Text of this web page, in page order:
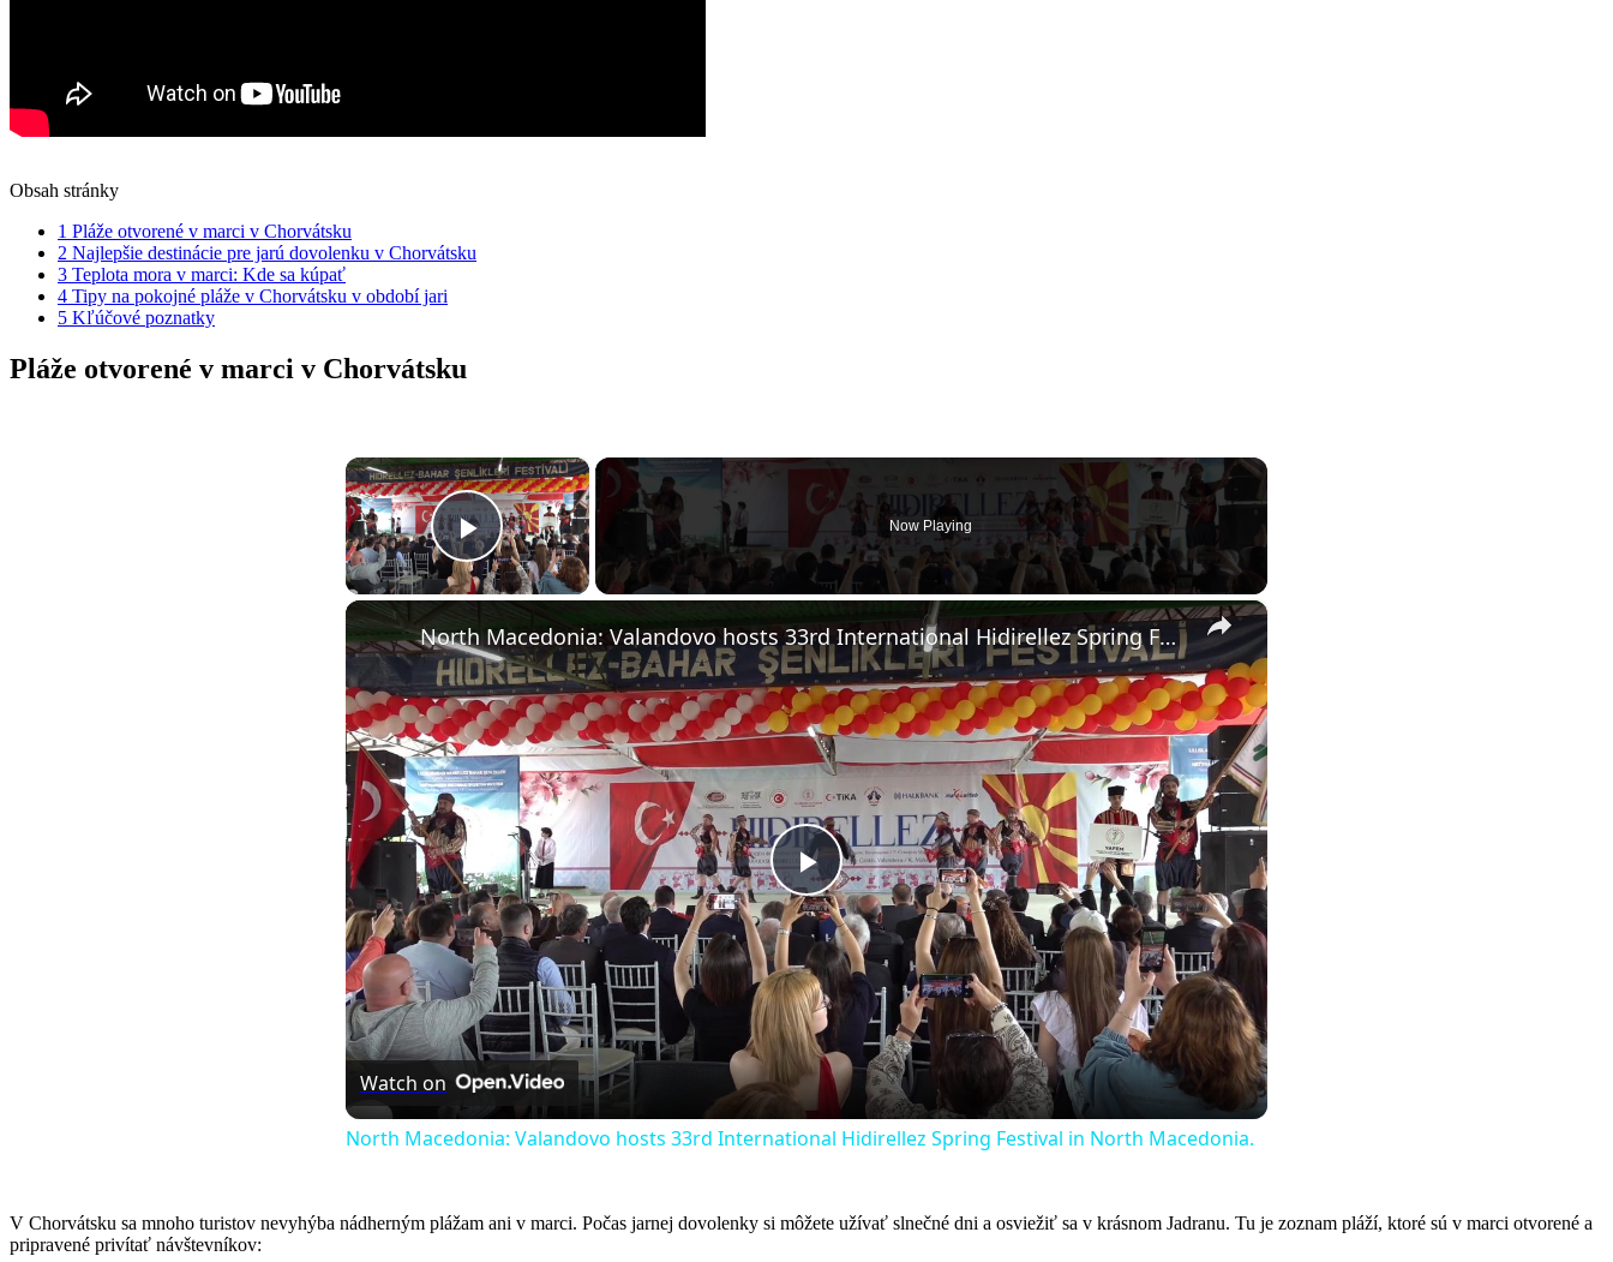
Obsah stránky
1 Pláže otvorené v marci v Chorvátsku
2 Najlepšie destinácie pre jarú dovolenku v Chorvátsku
3 Teplota mora v marci: Kde sa kúpať
4 Tipy na pokojné pláže v Chorvátsku v období jari
5 Kľúčové poznatky
Pláže otvorené v marci v Chorvátsku
×
Play Video
Now Playing
×
Play
Video
North Macedonia: Valandovo hosts 33rd International Hidirellez Spring Festival in North Macedonia.
Watch on
North Macedonia: Valandovo hosts 33rd International Hidirellez Spring Festival in North Macedonia.
V Chorvátsku sa mnoho turistov nevyhýba nádherným plážam ani v marci. Počas jarnej dovolenky si môžete užívať slnečné dni a osviežiť sa v krásnom Jadranu. Tu je zoznam pláží, ktoré sú v marci otvorené a
pripravené privítať návštevníkov: